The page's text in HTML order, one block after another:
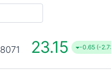
8071 23.15 -0.65 (-